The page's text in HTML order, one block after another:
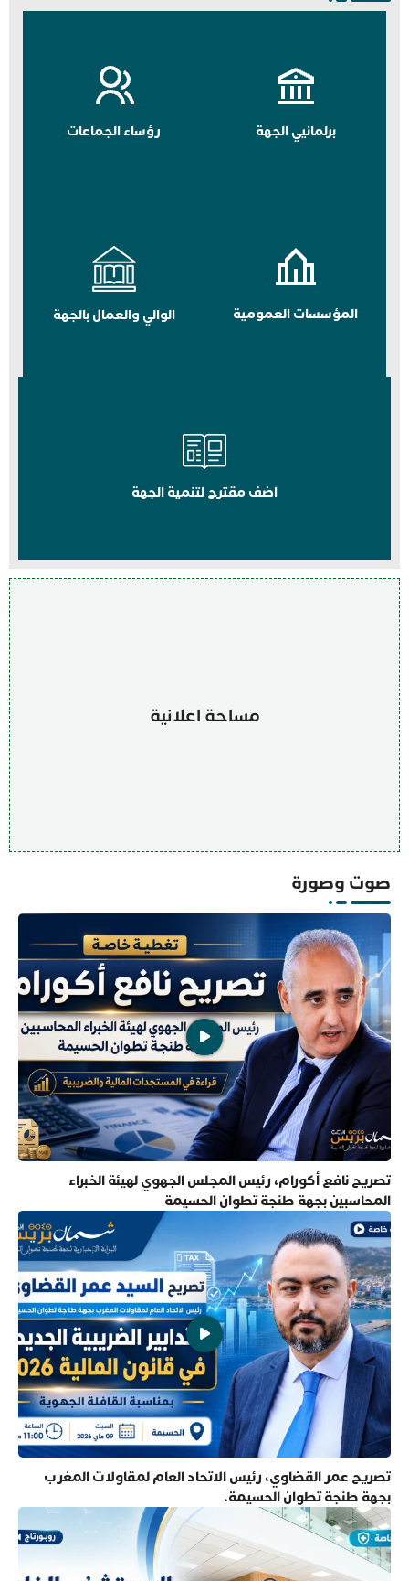
برلمانيي الجهة رؤساء الجماعات
المؤسسات العمومية الوالي والعمال بالجهة
اضف مقترح لتنمية الجهة
مساحة اعلانية
صوت وصورة
تصريح نافع أكورام، رئيس المجلس الجهوي لهيئة الخبراء
المحاسبين بجهة طنجة تطوان الحسيمة
تصريح عمر القضاوي، رئيس الاتحاد العام لمقاولات المغرب
بجهة طنجة تطوان الحسيمة.